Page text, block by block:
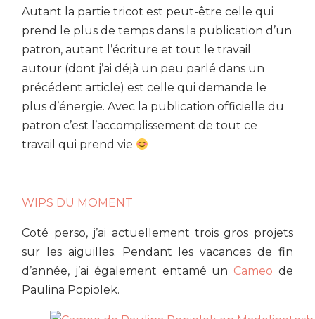
Autant la partie tricot est peut-être celle qui
prend le plus de temps dans la publication d’un
patron, autant l’écriture et tout le travail
autour (dont j’ai déjà un peu parlé dans un
précédent article) est celle qui demande le
plus d’énergie. Avec la publication officielle du
patron c’est l’accomplissement de tout ce
travail qui prend vie
WIPS DU MOMENT
Coté perso, j’ai actuellement trois gros projets
sur les aiguilles. Pendant les vacances de fin
d’année, j’ai également entamé un Cameo de
Paulina Popiolek.